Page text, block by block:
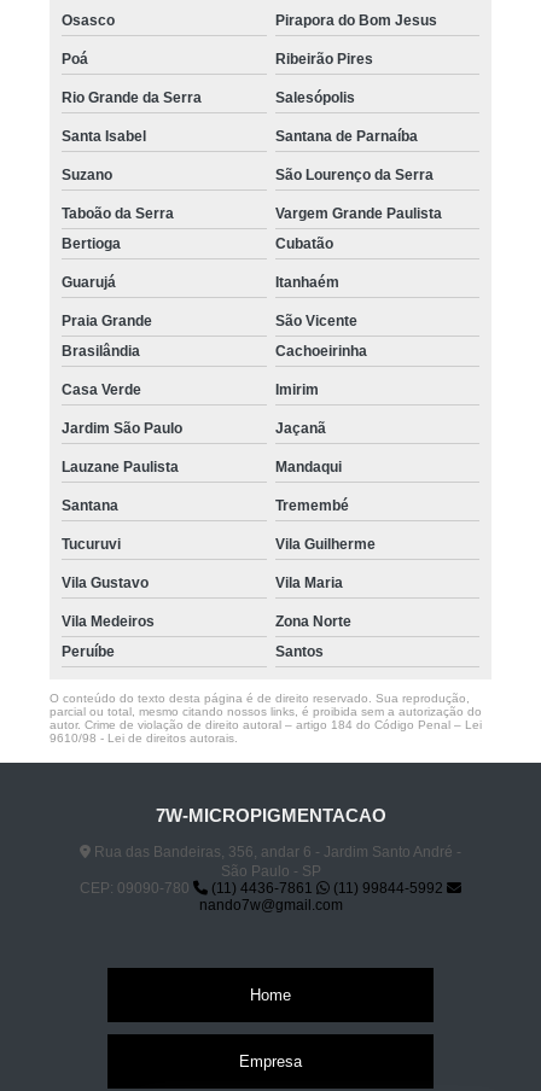
Osasco Pirapora do Bom Jesus
Poá Ribeirão Pires
Rio Grande da Serra Salesópolis
Santa Isabel Santana de Parnaíba
Suzano São Lourenço da Serra
Taboão da Serra
Vargem Grande Paulista
Bertioga
Cubatão
Guarujá Itanhaém
Praia Grande
São Vicente
Brasilândia
Cachoeirinha
Casa Verde Imirim
Jardim São Paulo Jaçanã
Lauzane Paulista Mandaqui
Santana Tremembé
Tucuruvi Vila Guilherme
Vila Gustavo Vila Maria
Vila Medeiros
Zona Norte
Peruíbe
Santos
O conteúdo do texto desta página é de direito reservado. Sua reprodução,
parcial ou total, mesmo citando nossos links, é proibida sem a autorização do
autor. Crime de violação de direito autoral – artigo 184 do Código Penal – Lei
9610/98 - Lei de direitos autorais
7W-MICROPIGMENTACAO
Rua das Bandeiras, 356, andar 6 - Jardim Santo André -
São Paulo - SP
CEP: 09090-780
(11) 4436-7861
(11) 99844-5992
nando7w@gmail.com
Home
Empresa